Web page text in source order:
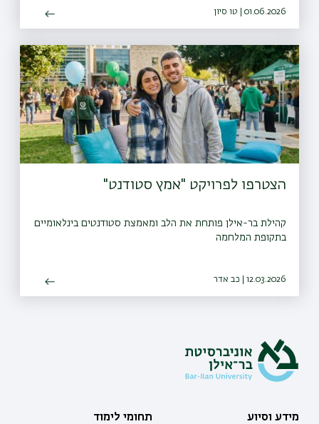
01.06.2026 | טו סיון
הצטרפו לפרויקט "אמץ סטודנט"
קהילת בר-אילן פותחת את הלב ומאמצת סטודנטים בינלאומיים
בתקופת המלחמה
12.03.2026 | כב אדר
מידע וסיוע תחומי לימוד